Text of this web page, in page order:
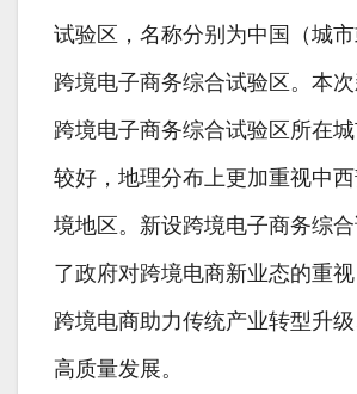
试验区，名称分别为中国（城市
跨境电子商务综合试验区。本
跨境电子商务综合试验区所在
较好，地理分布上更加重视中
境地区。新设跨境电子商务综
了政府对跨境电商新业态的重
跨境电商助力传统产业转型升
高质量发展。